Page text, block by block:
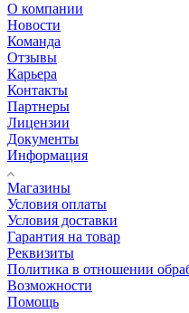
О компании
Новости
Команда
Отзывы
Карьера
Контакты
Партнеры
Лицензии
Документы
Информация
Магазины
Условия оплаты
Условия доставки
Гарантия на товар
Реквизиты
Политика в отношении
Возможности
Помощь